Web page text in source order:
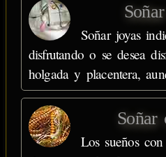
Soñar joyas
disfrutando o se desea
holgada y placentera,
Soñar
Los sueños